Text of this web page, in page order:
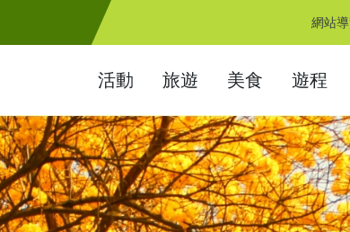
網站
活動 旅遊 美食 遊程